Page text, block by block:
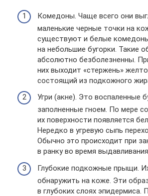
Комедоны. Чаще всего они
маленькие черные точки на
существуют и белые
на небольшие бугорки. Такие
абсолютно безболезненны.
них выходит «стержень»
состоящий из подкожного
Угри (акне). Это воспаленные
заполненные гноем. По мере
их поверхности появляется
Нередко в угревую сыпь
Обычно это происходит при
в ранку во время
Глубокие подкожные прыщи.
обнаружить на коже. Эти
в глубоких слоях